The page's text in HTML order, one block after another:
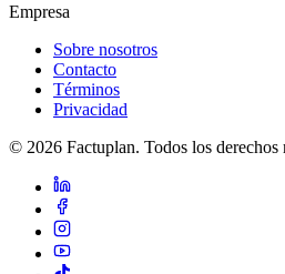
Empresa
Sobre nosotros
Contacto
Términos
Privacidad
© 2026 Factuplan. Todos los derechos